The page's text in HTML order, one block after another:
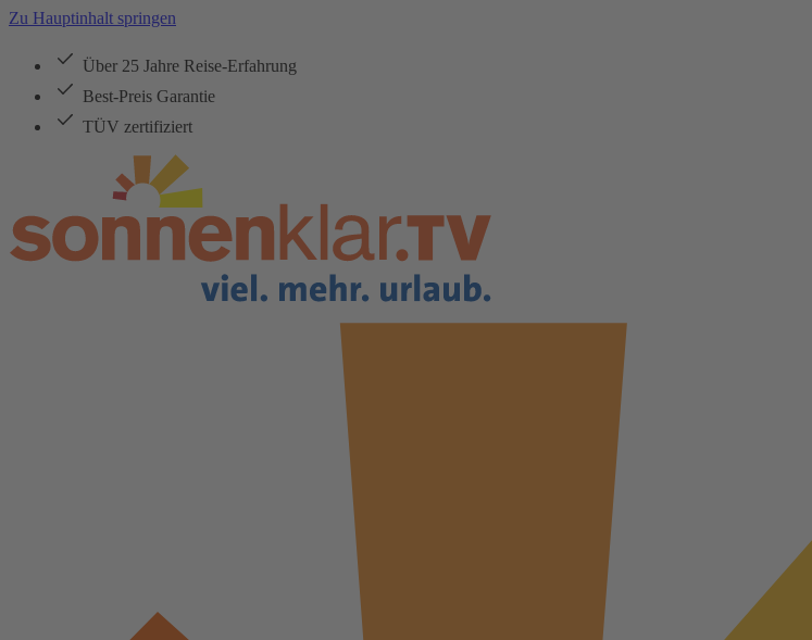
Zu Hauptinhalt springen
Über 25 Jahre Reise-Erfahrung
Best-Preis Garantie
TÜV zertifiziert